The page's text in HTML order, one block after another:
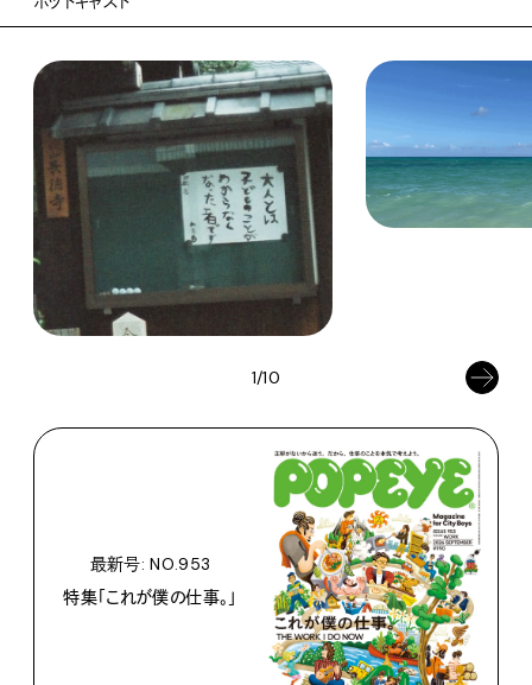
1/10
最新号: NO.953
特集「これが僕の仕事。」